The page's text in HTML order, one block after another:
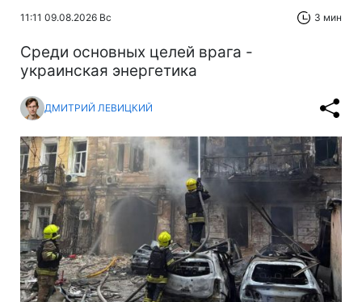
11:11 09.08.2026 Вс 3 мин
Среди основных целей врага -
украинская энергетика
ДМИТРИЙ ЛЕВИЦКИЙ